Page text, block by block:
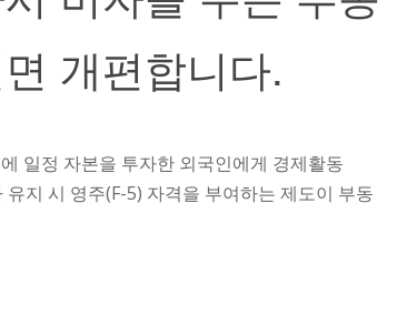
개편합니다.
일정 자본을 투자한 외국인에게 경제활동
지 시 영주(F-5) 자격을 부여하는 제도이 부동